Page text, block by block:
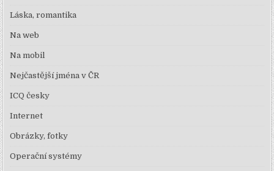
Láska, romantika
Na web
Na mobil
Nejčastější jména v ČR
ICQ česky
Internet
Obrázky, fotky
Operační systémy